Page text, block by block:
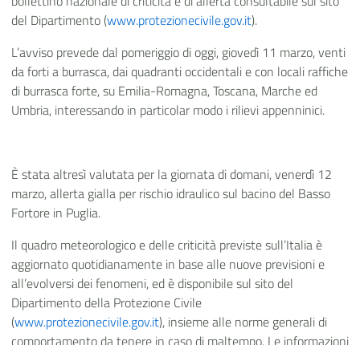
del Dipartimento (www.protezionecivile.gov.it).
L’avviso prevede dal pomeriggio di oggi, giovedì 11 marzo, venti
da forti a burrasca, dai quadranti occidentali e con locali raffiche
di burrasca forte, su Emilia-Romagna, Toscana, Marche ed
Umbria, interessando in particolar modo i rilievi appenninici.
È stata altresì valutata per la giornata di domani, venerdì 12
marzo, allerta gialla per rischio idraulico sul bacino del Basso
Fortore in Puglia.
Il quadro meteorologico e delle criticità previste sull’Italia è
aggiornato quotidianamente in base alle nuove previsioni e
all’evolversi dei fenomeni, ed è disponibile sul sito del
Dipartimento della Protezione Civile
(www.protezionecivile.gov.it), insieme alle norme generali di
comportamento da tenere in caso di maltempo. Le informazioni